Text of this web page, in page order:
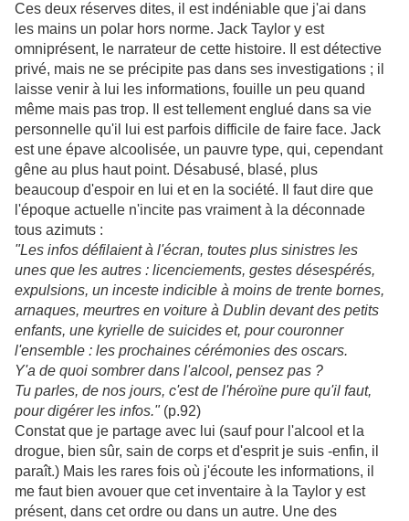
Ces deux réserves dites, il est indéniable que j'ai dans
les mains un polar hors norme. Jack Taylor y est
omniprésent, le narrateur de cette histoire. Il est détective
privé, mais ne se précipite pas dans ses investigations ; il
laisse venir à lui les informations, fouille un peu quand
même mais pas trop. Il est tellement englué dans sa vie
personnelle qu'il lui est parfois difficile de faire face. Jack
est une épave alcoolisée, un pauvre type, qui, cependant
gêne au plus haut point. Désabusé, blasé, plus
beaucoup d'espoir en lui et en la société. Il faut dire que
l'époque actuelle n'incite pas vraiment à la déconnade
tous azimuts :
"Les infos défilaient à l'écran, toutes plus sinistres les
unes que les autres : licenciements, gestes désespérés,
expulsions, un inceste indicible à moins de trente bornes,
arnaques, meurtres en voiture à Dublin devant des petits
enfants, une kyrielle de suicides et, pour couronner
l'ensemble : les prochaines cérémonies des oscars.
Y'a de quoi sombrer dans l'alcool, pensez pas ?
Tu parles, de nos jours, c'est de l'héroïne pure qu'il faut,
pour digérer les infos."(p.92)
Constat que je partage avec lui (sauf pour l'alcool et la
drogue, bien sûr, sain de corps et d'esprit je suis -enfin, il
paraît.) Mais les rares fois où j'écoute les informations, il
me faut bien avouer que cet inventaire à la Taylor y est
présent, dans cet ordre ou dans un autre. Une des